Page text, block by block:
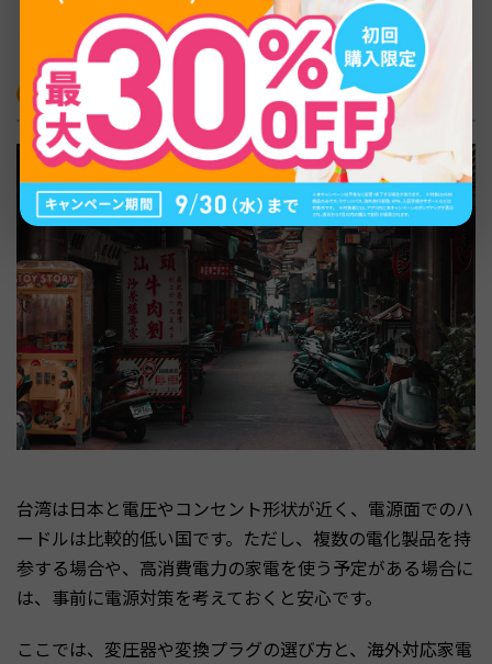
ましょう。
台湾旅行前に準備しておくと安心な電源対策
台湾は日本と電圧やコンセント形状が近く、電源面でのハ
ードルは比較的低い国です。ただし、複数の電化製品を持
参する場合や、高消費電力の家電を使う予定がある場合に
は、事前に電源対策を考えておくと安心です。
ここでは、変圧器や変換プラグの選び方と、海外対応家電